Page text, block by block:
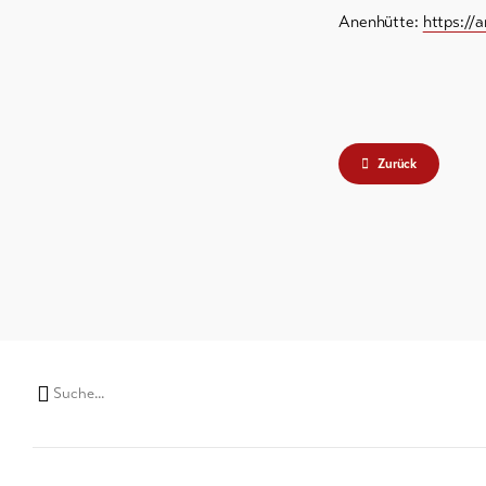
Anenhütte: https://
Zurück
Suchwort